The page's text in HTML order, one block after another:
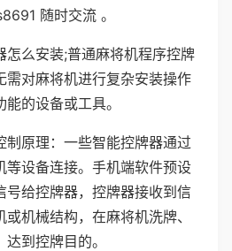
随时交流 。
怎么安装;普通麻将机程序控牌
需对麻将机进行复杂安装操作
的设备或工具。
制原理：一些智能控牌器通过
等设备连接。手机端软件预设
号给控牌器，控牌器接收到信
机械结构，在麻将机洗牌、
到控牌目的。